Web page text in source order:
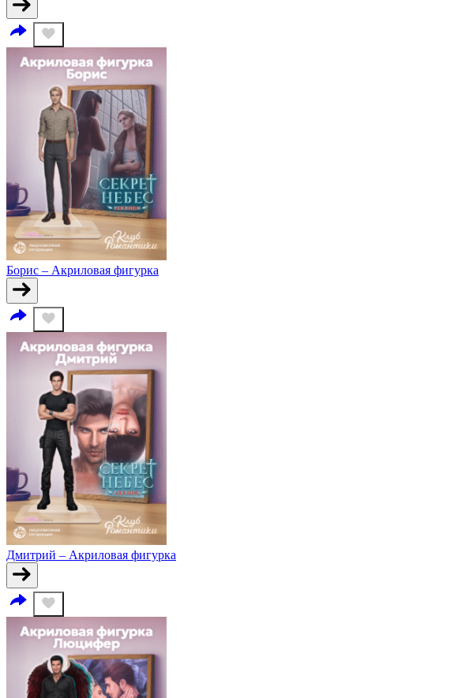
Борис – Акриловая фигурка
Дмитрий – Акриловая фигурка